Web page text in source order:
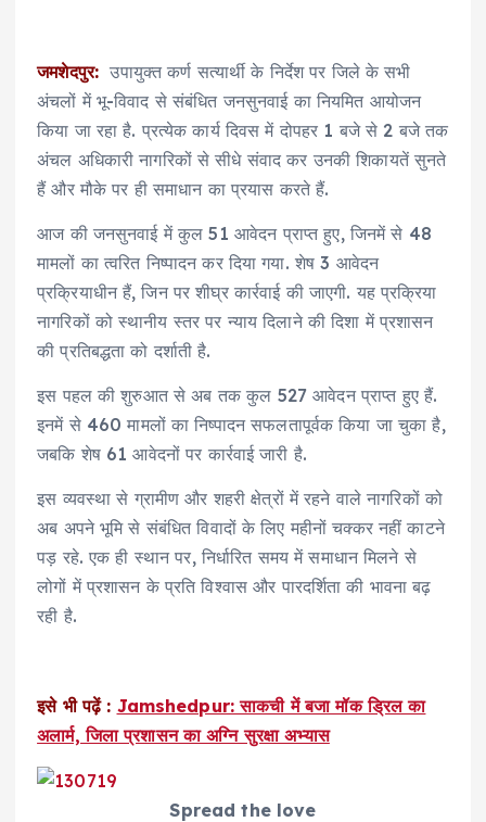
जमशेदपुर: उपायुक्त कर्ण सत्यार्थी के निर्देश पर जिले के सभी
अंचलों में भू-विवाद से संबंधित जनसुनवाई का नियमित आयोजन
किया जा रहा है. प्रत्येक कार्य दिवस में दोपहर 1 बजे से 2 बजे तक
अंचल अधिकारी नागरिकों से सीधे संवाद कर उनकी शिकायतें सुनते
हैं और मौके पर ही समाधान का प्रयास करते हैं.
आज की जनसुनवाई में कुल 51 आवेदन प्राप्त हुए, जिनमें से 48
मामलों का त्वरित निष्पादन कर दिया गया. शेष 3 आवेदन
प्रक्रियाधीन हैं, जिन पर शीघ्र कार्रवाई की जाएगी. यह प्रक्रिया
नागरिकों को स्थानीय स्तर पर न्याय दिलाने की दिशा में प्रशासन
की प्रतिबद्धता को दर्शाती है.
इस पहल की शुरुआत से अब तक कुल 527 आवेदन प्राप्त हुए हैं.
इनमें से 460 मामलों का निष्पादन सफलतापूर्वक किया जा चुका है,
जबकि शेष 61 आवेदनों पर कार्रवाई जारी है.
इस व्यवस्था से ग्रामीण और शहरी क्षेत्रों में रहने वाले नागरिकों को
अब अपने भूमि से संबंधित विवादों के लिए महीनों चक्कर नहीं काटने
पड़ रहे. एक ही स्थान पर, निर्धारित समय में समाधान मिलने से
लोगों में प्रशासन के प्रति विश्वास और पारदर्शिता की भावना बढ़
रही है.
इसे भी पढ़ें : Jamshedpur: साकची में बजा मॉक ड्रिल का
अलार्म, जिला प्रशासन का अग्नि सुरक्षा अभ्यास
Spread the love